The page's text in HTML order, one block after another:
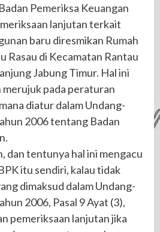
Pemeriksa Keuangan
lanjutan terkait
baru diresmikan Rumah
Rasau di Kecamatan Rantau
Jabung Timur. Hal ini
merujuk pada peraturan
diatur dalam Undang-
2006 tentang Badan
dan tentunya hal ini mengacu
itu sendiri, kalau tidak
dimaksud dalam Undang-
2006, Pasal 9 Ayat (3),
pemeriksaan lanjutan jika